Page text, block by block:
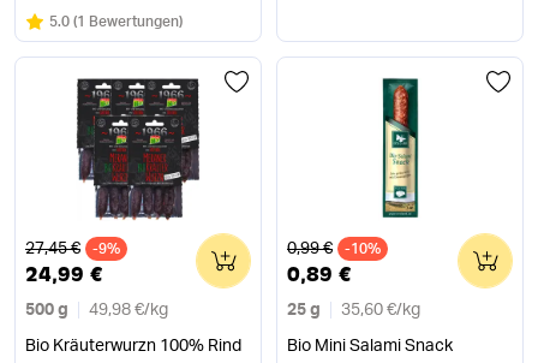
Bewertung:
5.0/5
(1 Bewertungen)
Alter Preis
27,45 € -9%
24,99 €
500 g 49,98 €/ kg
Bio Kräuterwurzn 100% Rind
0 Alter Preis
0,99 € -10%
0,89 €
25 g 35,60 €/ kg
Bio Mini Salami Snack
0